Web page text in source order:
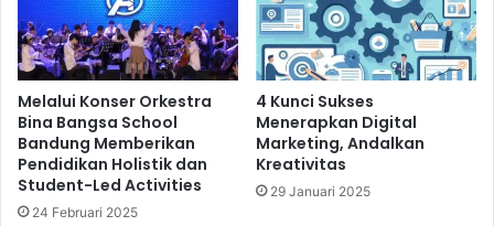
p
a
n
W
i
r
a
u
s
u
,
D
i
l
e
n
g
k
Melalui Konser Orkestra
Bina Bangsa School
Bandung Memberikan
Pendidikan Holistik dan
Student-Led Activities
24 Februari 2025
4 Kunci Sukses
Menerapkan Digital
Marketing, Andalkan
Kreativitas
29 Januari 2025